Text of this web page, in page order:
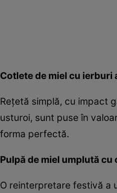
Cotlete de miel cu
Rețetă simplă, cu impact
usturoi, sunt puse în
forma perfectă.
Pulpă de miel umplută cu
O reinterpretare festivă a